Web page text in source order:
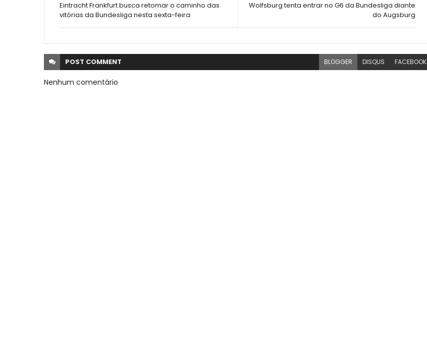
Wolfsburg tenta entrar no G6 da Bundesliga diante
do Augsburg
Eintracht Frankfurt busca retomar o caminho das
vitórias da Bundesliga nesta sexta-feira
POST COMMENT BLOGGER DISQUS FACEBOOK
Nenhum comentário